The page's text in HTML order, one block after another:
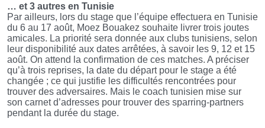
… et 3 autres en Tunisie
Par ailleurs, lors du stage que l’équipe effectuera en Tunisie
du 6 au 17 août, Moez Bouakez souhaite livrer trois joutes
amicales. La priorité sera donnée aux clubs tunisiens, selon
leur disponibilité aux dates arrêtées, à savoir les 9, 12 et 15
août. On attend la confirmation de ces matches. A préciser
qu’à trois reprises, la date du départ pour le stage a été
changée ; ce qui justifie les difficultés rencontrées pour
trouver des adversaires. Mais le coach tunisien mise sur
son carnet d’adresses pour trouver des sparring-partners
pendant la durée du stage.